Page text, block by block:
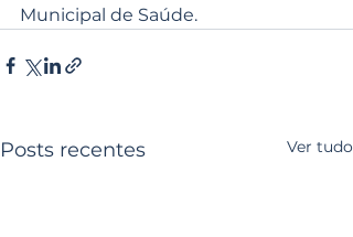
Municipal de Saúde.
Posts recentes Ver tudo